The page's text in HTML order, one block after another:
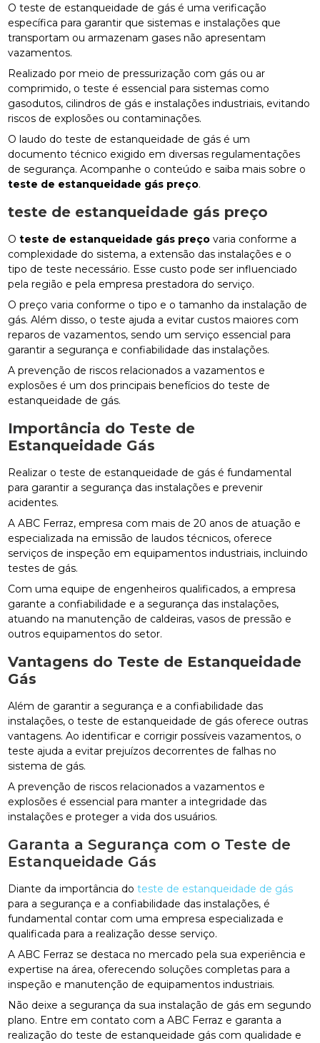
O teste de estanqueidade de gás é uma verificação
específica para garantir que sistemas e instalações que
transportam ou armazenam gases não apresentam
vazamentos.
Realizado por meio de pressurização com gás ou ar
comprimido, o teste é essencial para sistemas como
gasodutos, cilindros de gás e instalações industriais, evitando
riscos de explosões ou contaminações.
O laudo do teste de estanqueidade de gás é um
documento técnico exigido em diversas regulamentações
de segurança. Acompanhe o conteúdo e saiba mais sobre o
teste de estanqueidade gás preço.
teste de estanqueidade gás preço
Oteste de estanqueidade gás preço varia conforme a
complexidade do sistema, a extensão das instalações e o
tipo de teste necessário. Esse custo pode ser influenciado
pela região e pela empresa prestadora do serviço.
O preço varia conforme o tipo e o tamanho da instalação de
gás. Além disso, o teste ajuda a evitar custos maiores com
reparos de vazamentos, sendo um serviço essencial para
garantir a segurança e confiabilidade das instalações.
A prevenção de riscos relacionados a vazamentos e
explosões é um dos principais benefícios do teste de
estanqueidade de gás.
Importância do Teste de
Estanqueidade Gás
Realizar o teste de estanqueidade de gás é fundamental
para garantir a segurança das instalações e prevenir
acidentes.
A ABC Ferraz, empresa com mais de 20 anos de atuação e
especializada na emissão de laudos técnicos, oferece
serviços de inspeção em equipamentos industriais, incluindo
testes de gás.
Com uma equipe de engenheiros qualificados, a empresa
garante a confiabilidade e a segurança das instalações,
atuando na manutenção de caldeiras, vasos de pressão e
outros equipamentos do setor.
Vantagens do Teste de Estanqueidade
Gás
Além de garantir a segurança e a confiabilidade das
instalações, o teste de estanqueidade de gás oferece outras
vantagens. Ao identificar e corrigir possíveis vazamentos, o
teste ajuda a evitar prejuízos decorrentes de falhas no
sistema de gás.
A prevenção de riscos relacionados a vazamentos e
explosões é essencial para manter a integridade das
instalações e proteger a vida dos usuários.
Garanta a Segurança com o Teste de
Estanqueidade Gás
Diante da importância doteste de estanqueidade de gás
para a segurança e a confiabilidade das instalações, é
fundamental contar com uma empresa especializada e
qualificada para a realização desse serviço.
A ABC Ferraz se destaca no mercado pela sua experiência e
expertise na área, oferecendo soluções completas para a
inspeção e manutenção de equipamentos industriais.
Não deixe a segurança da sua instalação de gás em segundo
plano. Entre em contato com a ABC Ferraz e garanta a
realização do teste de estanqueidade gás com qualidade e